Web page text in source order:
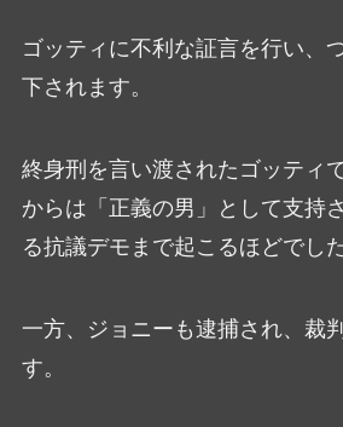
ゴッティに不利な証言を行い、
下されます。
終身刑を言い渡されたゴッティ
からは「正義の男」として支持
る抗議デモまで起こるほどでした
一方、ジョニーも逮捕され、裁
す。